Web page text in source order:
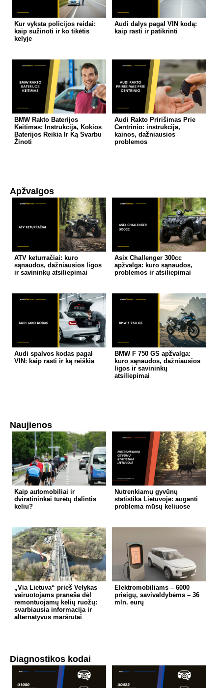
Kur vyksta policijos reidai:
kaip sužinoti ir ko tikėtis
kelyje
Audi dalys pagal VIN kodą:
kaip rasti ir patikrinti
BMW Rakto Baterijos
Keitimas: Instrukcija, Kokios
Baterijos Reikia Ir Ką Svarbu
Žinoti
Audi Rakto Pririšimas Prie
Centrinio: instrukcija,
kainos, dažniausios
problemos
Apžvalgos
ATV keturračiai: kuro
sąnaudos, dažniausios ligos
ir savininkų atsiliepimai
Asix Challenger 300cc
apžvalga: kuro sąnaudos,
problemos ir atsiliepimai
Audi spalvos kodas pagal
VIN: kaip rasti ir ką reiškia
BMW F 750 GS apžvalga:
kuro sąnaudos, dažniausios
ligos ir savininkų
atsiliepimai
Naujienos
Kaip automobiliai ir
dviratininkai turėtų dalintis
keliu?
Nutrenkiamų gyvūnų
statistika Lietuvoje: auganti
problema mūsų keliuose
„Via Lietuva“ prieš Velykas
vairuotojams praneša dėl
remontuojamų kelių ruožų:
svarbiausia informacija ir
alternatyvūs maršrutai
Elektromobiliams – 6000
prieigų, savivaldybėms – 36
mln. eurų
Diagnostikos kodai